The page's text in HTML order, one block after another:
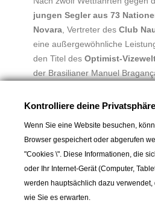
jungen Segler aus 73
Novara, Vertreter des Club
eine außergewöhnliche
den Titel des Optimist-
der Brasilianer Manuel
das Weltpodium vervollständigt.
des Schweizer
und bestätigt das grosse
Generation von Seglern.
Unsere herzlichen
Baile vomClub Nautique de
Stolz die Farben der Schweiz
Kontrolliere deine Privatsphäre
Wenn Sie eine Website besuchen,
Browser gespeichert oder abgerufen
"Cookies \". Diese Informationen, die
oder Ihr Internet-Gerät (Computer,
werden hauptsächlich dazu
wie Sie es erwarten.